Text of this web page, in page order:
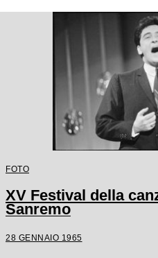
FOTO
XV Festival della
Sanremo
28 GENNAIO 1965